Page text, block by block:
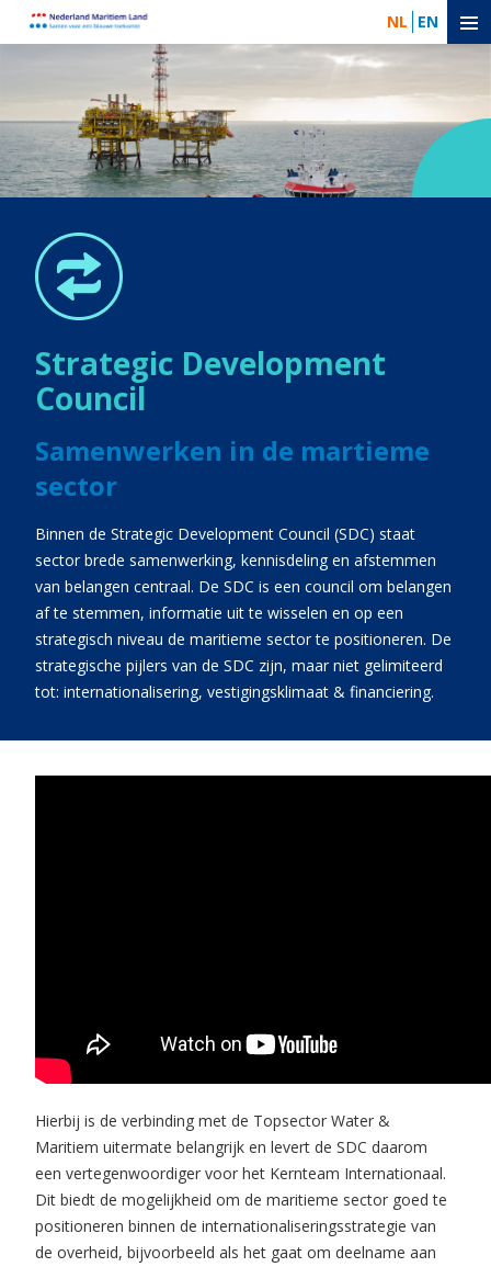
NL EN
Strategic Development
Council
Samenwerken in de martieme
sector
Binnen de Strategic Development Council (SDC) staat
sector brede samenwerking, kennisdeling en afstemmen
van belangen centraal. De SDC is een council om belangen
af te stemmen, informatie uit te wisselen en op een
strategisch niveau de maritieme sector te positioneren. De
strategische pijlers van de SDC zijn, maar niet gelimiteerd
tot: internationalisering, vestigingsklimaat & financiering.
Hierbij is de verbinding met de Topsector Water &
Maritiem uitermate belangrijk en levert de SDC daarom
een vertegenwoordiger voor het Kernteam Internationaal.
Dit biedt de mogelijkheid om de maritieme sector goed te
positioneren binnen de internationaliseringsstrategie van
de overheid, bijvoorbeeld als het gaat om deelname aan